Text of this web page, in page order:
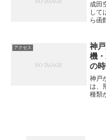
成田
して
ら函
田空
介し
アクセス
神
機
の
神戸
は、
種類